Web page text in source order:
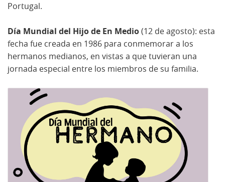
Portugal.
Día Mundial del Hijo de En Medio(12 de agosto): esta
fecha fue creada en 1986 para conmemorar a los
hermanos medianos, en vistas a que tuvieran una
jornada especial entre los miembros de su familia.